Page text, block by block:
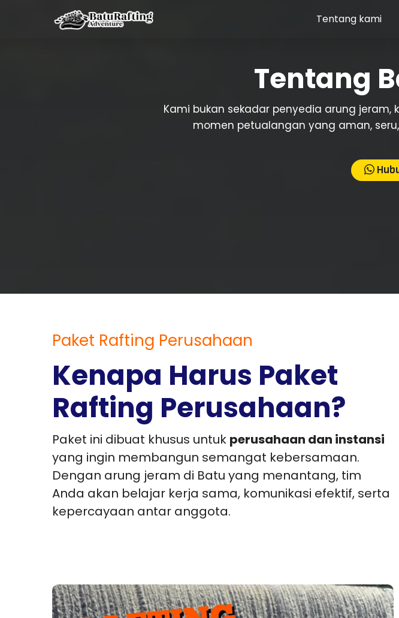
Tentang kami
Tentang
Kami bukan sekadar penyedia arung
momen petualangan yang aman,
Paket Rafting Perusahaan
Kenapa Harus Paket
Rafting Perusahaan?
Paket ini dibuat khusus untuk perusahaan dan instansi
yang ingin membangun semangat kebersamaan.
Dengan arung jeram di Batu yang menantang, tim
Anda akan belajar kerja sama, komunikasi efektif, serta
kepercayaan antar anggota.